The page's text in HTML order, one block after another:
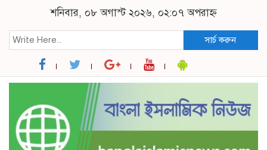
শনিবার, ০৮ অগাস্ট ২০২৬, ০২:০৭ অপরাহ্ন
সার্চ করুন